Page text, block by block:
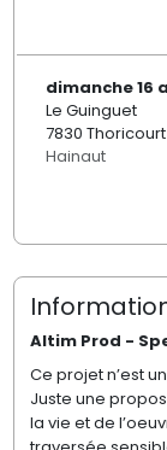
dimanche 16
Le Guinguet
7830 Thoricourt
Hainaut
Altim Prod -
Ce projet n’est
Juste une
la vie et de